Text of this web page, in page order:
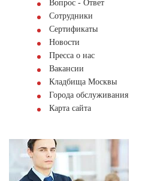
Вопрос - Ответ
Сотрудники
Сертификаты
Новости
Пресса о нас
Вакансии
Кладбища Москвы
Города обслуживания
Карта сайта